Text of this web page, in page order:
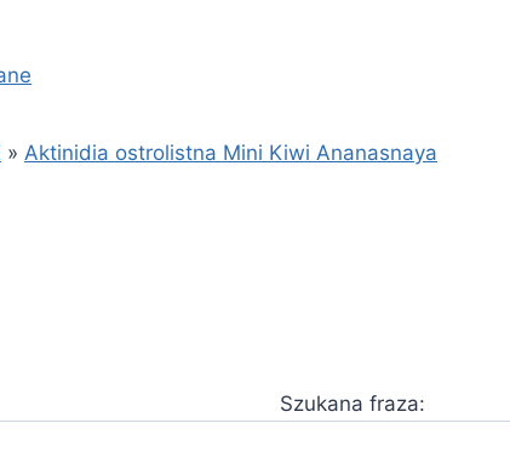
» Aktinidia ostrolistna Mini Kiwi Ananasnaya
Szukana fraza: